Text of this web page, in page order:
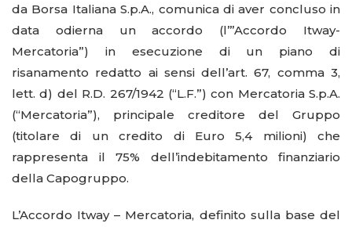
da Borsa Italiana S.p.A., comunica di aver concluso in
data odierna un accordo (l’”Accordo Itway-
Mercatoria”) in esecuzione di un piano di
risanamento redatto ai sensi dell’art. 67, comma 3,
lett. d) del R.D. 267/1942 (“L.F.”) con Mercatoria S.p.A.
(“Mercatoria”), principale creditore del Gruppo
(titolare di un credito di Euro 5,4 milioni) che
rappresenta il 75% dell’indebitamento finanziario
della Capogruppo.
L’Accordo Itway – Mercatoria, definito sulla base del